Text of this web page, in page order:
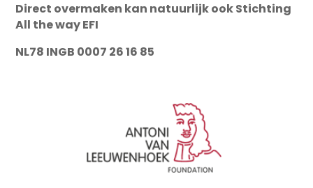
Direct overmaken kan natuurlijk ookStichting
All the way EFI
NL78 INGB 0007 26 16 85